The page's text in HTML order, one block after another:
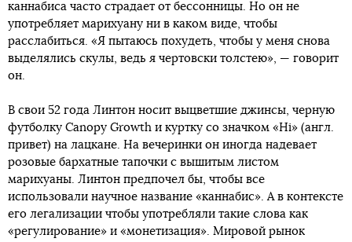
каннабиса часто страдает от бессонницы. Но он не
употребляет марихуану ни в каком виде, чтобы
расслабиться. «Я пытаюсь похудеть, чтобы у меня снова
выделялись скулы, ведь я чертовски толстею», — говорит
он.
В свои 52 года Линтон носит выцветшие джинсы, черную
футболку Canopy Growth и куртку со значком «Hi» (англ.
привет) на лацкане. На вечеринки он иногда надевает
розовые бархатные тапочки с вышитым листом
марихуаны. Линтон предпочел бы, чтобы все
использовали научное название «каннабис». А в контексте
его легализации чтобы употребляли такие слова как
«регулирование» и «монетизация». Мировой рынок